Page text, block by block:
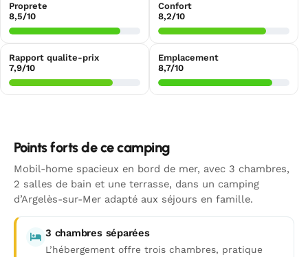
Proprete
8,5/10
Confort
8,2/10
Rapport qualite-prix
7,9/10
Emplacement
8,7/10
Points forts de ce camping
Mobil-home spacieux en bord de mer, avec 3 chambres,
2 salles de bain et une terrasse, dans un camping
d’Argelès-sur-Mer adapté aux séjours en famille.
3 chambres séparées
L’hébergement offre trois chambres, pratique